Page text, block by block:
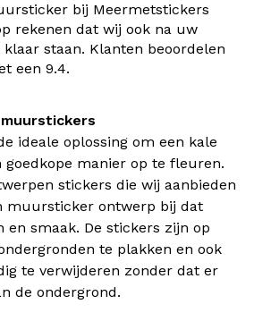
bij Meermetstickers
rekenen dat wij ook na uw
staan. Klanten beoordelen
een 9.4.
ideale oplossing om een kale
manier op te fleuren.
stickers die wij aanbieden
muursticker ontwerp bij dat
en smaak. De stickers zijn op
te plakken en ook
te verwijderen zonder dat er
de ondergrond.